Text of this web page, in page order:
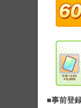
■事前登